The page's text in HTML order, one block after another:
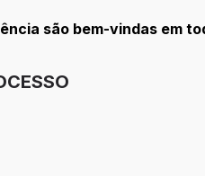
são bem-vindas em